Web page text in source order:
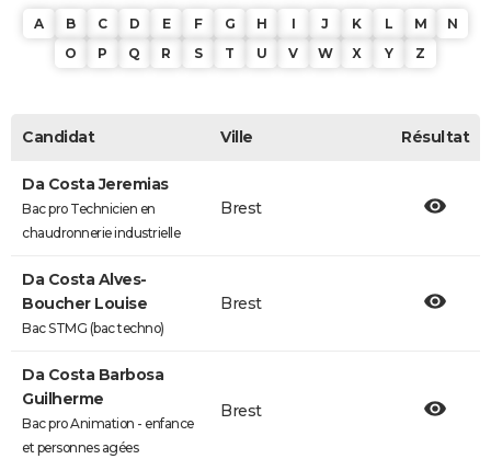
A B C D E F G H I J K L M
N
O
P Q R S T U V W X Y Z
Candidat Ville Résultat
Da Costa Jeremias
Bac pro Technicien en
chaudronnerie industrielle
Brest
Da Costa Alves-
Boucher Louise
Bac STMG (bac techno)
Brest
Da Costa Barbosa
Guilherme
Bac pro Animation - enfance
et personnes agées
Brest